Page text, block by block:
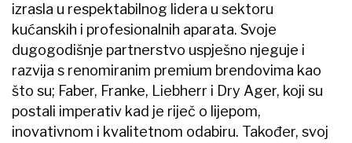
izrasla u respektabilnog lidera u sektoru
kućanskih i profesionalnih aparata. Svoje
dugogodišnje partnerstvo uspješno njeguje i
razvija s renomiranim premium brendovima kao
što su; Faber, Franke, Liebherr i Dry Ager, koji su
postali imperativ kad je riječ o lijepom,
inovativnom i kvalitetnom odabiru. Također, svoj